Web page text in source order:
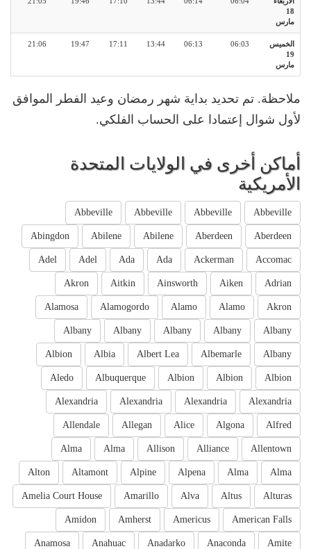
18
مارس
الخميس
19
مارس
06:03
06:13
13:44
17:11
19:47
21:06
ملاحظة. تم تحديد بداية شهر رمضان وعيد الفطر الموافق
لأول شوال إعتمادا على الحساب الفلكي.
أماكن أخرى في الولايات المتحدة
الأمريكية
Abbeville
Abbeville
Abbeville
Abbeville
Aberdeen
Aberdeen
Abilene
Abilene
Abingdon
Accomac
Ackerman
Ada
Ada
Adel
Adel
Adrian
Aiken
Ainsworth
Aitkin
Akron
Akron
Alamo
Alamo
Alamogordo
Alamosa
Albany
Albany
Albany
Albany
Albany
Albany
Albemarle
Albert Lea
Albia
Albion
Albion
Albion
Albion
Albuquerque
Aledo
Alexandria
Alexandria
Alexandria
Alexandria
Alfred
Algona
Alice
Allegan
Allendale
Allentown
Alliance
Allison
Alma
Alma
Alma
Alma
Alpena
Alpine
Altamont
Alton
Alturas
Altus
Alva
Amarillo
Amelia Court House
American Falls
Americus
Amherst
Amidon
Amite
Anaconda
Anadarko
Anahuac
Anamosa